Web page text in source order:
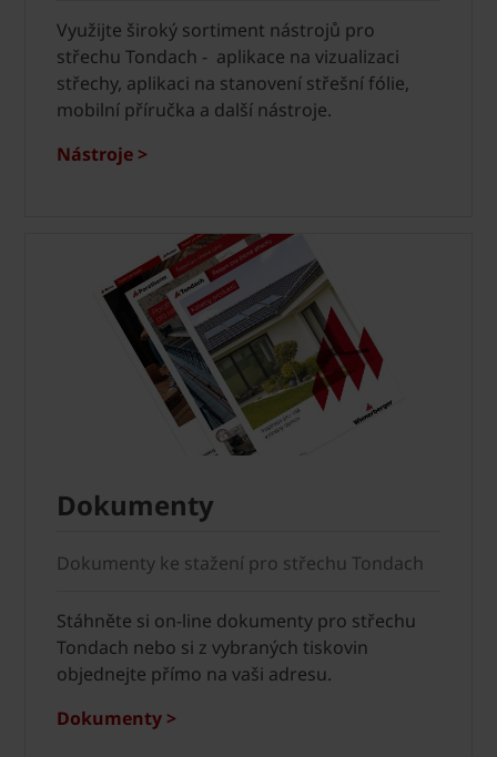
Využijte široký sortiment nástrojů pro
střechu Tondach - aplikace na vizualizaci
střechy, aplikaci na stanovení střešní fólie,
mobilní příručka a další nástroje.
Nástroje >
Dokumenty
Dokumenty ke stažení pro střechu Tondach
Stáhněte si on-line dokumenty pro střechu
Tondach nebo si z vybraných tiskovin
objednejte přímo na vaši adresu.
Dokumenty >